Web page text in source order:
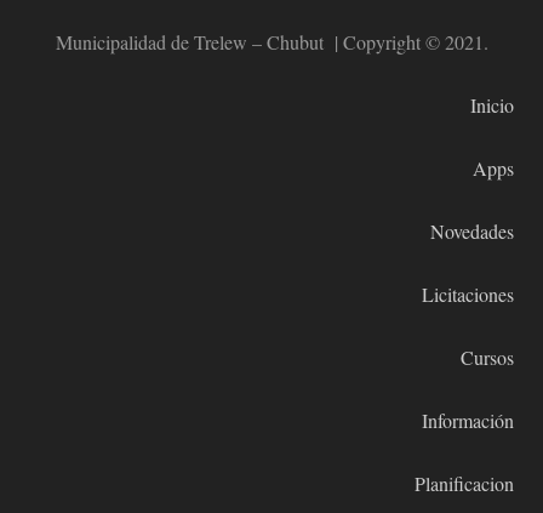
Municipalidad de Trelew – Chubut | Copyright © 2021.
Inicio
Apps
Novedades
Licitaciones
Cursos
Información
Planificacion